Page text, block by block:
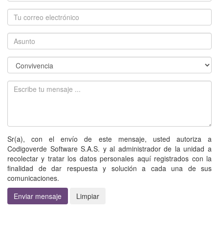
Sr(a), con el envío de este mensaje, usted autoriza a
Codigoverde Software S.A.S. y al administrador de la unidad a
recolectar y tratar los datos personales aquí registrados con la
finalidad de dar respuesta y solución a cada una de sus
comunicaciones.
Enviar mensaje
Limpiar